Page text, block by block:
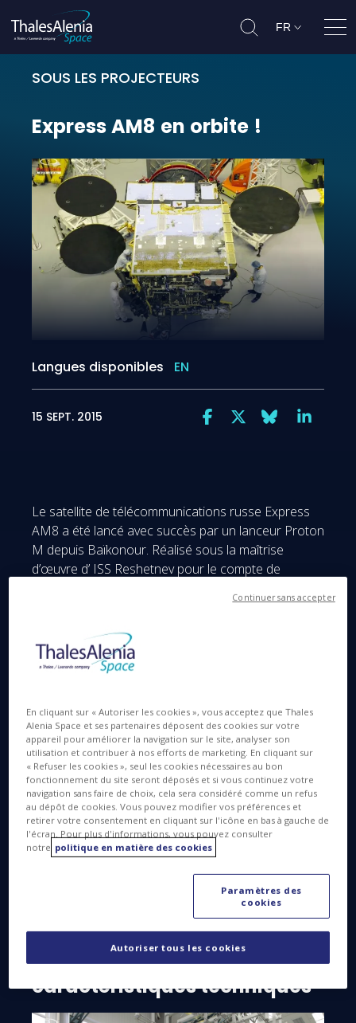
FR
SOUS LES PROJECTEURS
Express AM8 en orbite !
ExpressAM8 en orbite !
Langues disponibles EN
15 SEPT. 2015
Le satellite de télécommunications russe Express
AM8 a été lancé avec succès par un lanceur Proton
M depuis Baïkonour. Réalisé sous la maîtrise
d’œuvre d’ ISS Reshetnev pour le compte de
Communications Company), le satellite embarque
Express AM8 : la mission
Exploité par RSCC à partir d’une position orbitale à
14° Ouest, Express AM8 fournira des services de
télécommunications fixes et mobiles de grande
qualité, ainsi que des capacités pour la télédiffusion
pour les télévisions et radios numériques, la
transmission de données, les accès Internet à haut
débit et les communications gouvernementales
Express AM8 :
caractéristiques techniques
En cliquant sur « Autoriser les cookies », vous acceptez que Thales
Alenia Space et ses partenaires déposent des cookies sur votre
appareil pour améliorer la navigation sur le site, analyser son
utilisation et contribuer à nos efforts de marketing. En cliquant sur
« Refuser les cookies », seul les cookies nécessaires au bon
fonctionnement du site seront déposés et si vous continuez votre
navigation sans faire de choix, cela sera considéré comme un refus
au dépôt de cookies. Vous pouvez modifier vos préférences et
retirer votre consentement en cliquant sur l'icône en bas à gauche de
l'écran. Pour plus d'informations, vous pouvez consulter
notre politique en matière des cookies
Paramètres des
cookies
Autoriser tous les cookies
Continuer sans accepter